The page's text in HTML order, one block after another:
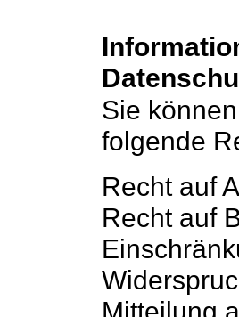
Sie
folgende
Recht auf
Recht auf
Mitteilung